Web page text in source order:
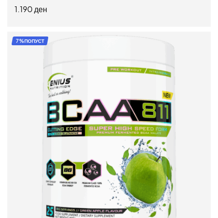
1.190ден
7%ПОПУСТ